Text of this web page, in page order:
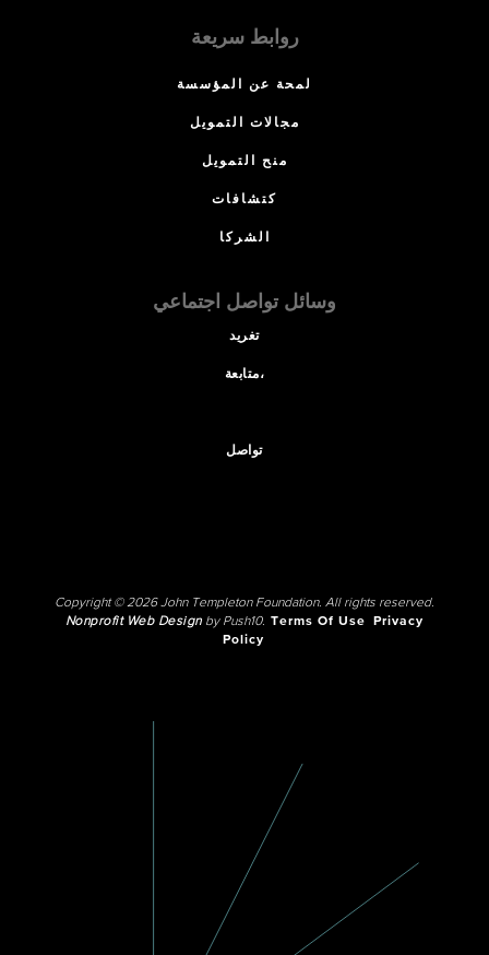
روابط سريعة
لمحة عن المؤسسة
مجالات التمويل
منح التمويل
كتشافات
الشركا
وسائل تواصل اجتماعي
تغريد
متابعة،
تواصل
Copyright © 2026 John Templeton Foundation. All rights reserved.
Nonprofit Web Designby Push10. Terms Of Use
Privacy
Policy